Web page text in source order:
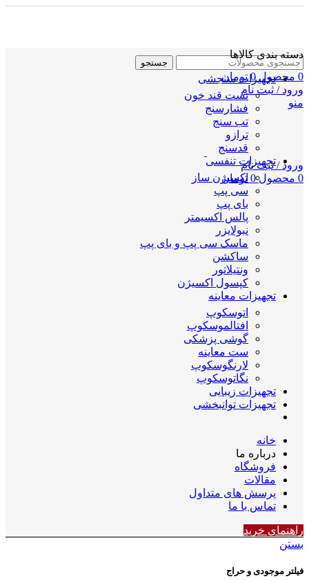
جستجو
0 محصول 0 تومان
ورود / ثبت نام
منو
ورود / ثبت نام
0 محصول 0 تومان
دسته بندی کالاها
تجهیزات سنجشی
تست قند خون
فشارسنج
تب سنج
ترازو
قدسنج
تجهیزات تنفسی
اکسیژن ساز
سی پپ
بای پپ
پالس اکسیمتر
نبولایزر
ماسک سی پپ و بای پپ
ساکشن
ونتیلاتور
کپسول اکسیژن
تجهیزات معاینه
اتوسکوپ
افتالموسکوپ
گوشی پزشکی
ست معاینه
لارنگوسکوپ
نگاتوسکوپ
تجهیزات زیبایی
تجهیزات توانبخشی
خانه
درباره ما
فروشگاه
مقالات
پرسش های متداول
تماس با ما
راهنمای خرید
بستن
فیلتر موجودی و حراج